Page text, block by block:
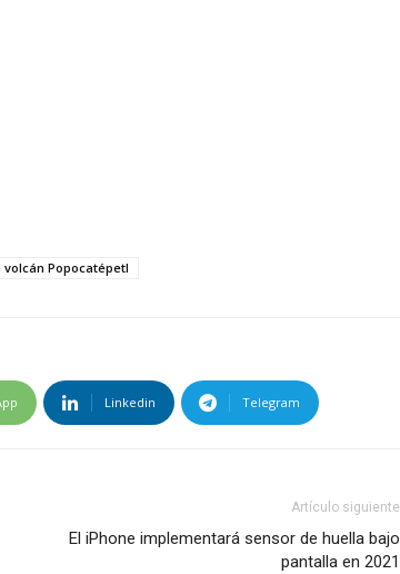
volcán Popocatépetl
Linkedin Telegram
Artículo siguiente
El iPhone implementará sensor de huella bajo
pantalla en 2021